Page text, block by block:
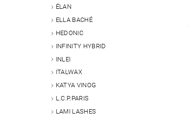
ÉLAN
ELLA BACHÉ
HEDONIC
INFINITY HYBRID
INLEI
ITALWAX
KATYA VINOG
L.C.P.PARIS
LAMI LASHES